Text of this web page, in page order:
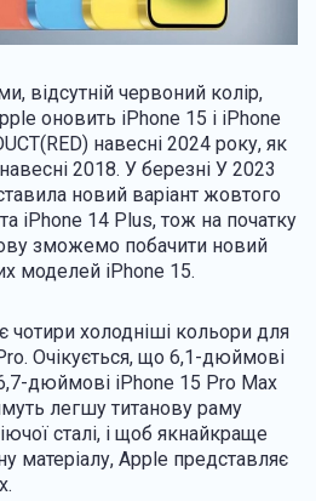
відсутній червоний колір,
оновить iPhone 15 і iPhone
навесні 2024 року, як
2018. У березні У 2023
новий варіант жовтого
iPhone 14 Plus, тож на початку
зможемо побачити новий
моделей iPhone 15.
чотири холодніші кольори для
Очікується, що 6,1-дюймові
дюймові iPhone 15 Pro Max
легшу титанову раму
сталі, і щоб якнайкраще
матеріалу, Apple представляє